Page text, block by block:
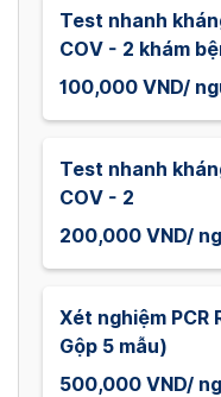
Test nhanh
COV - 2 khám
100,000 VND/
Test nhanh
COV - 2
200,000 VND/
Xét nghiệm PCR
Gộp 5 mẫu)
500,000 VND/